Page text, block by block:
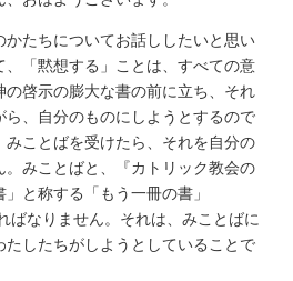
たちについてお話ししたいと思い
、「黙想する」ことは、すべての意
啓示の膨大な書の前に立ち、それ
ら、自分のものにしようとするので
ことばを受けたら、それを自分の
みことばと、『カトリック教会の
と称する「もう一冊の書」
ばなりません。それは、みことばに
したちがしようとしていることで